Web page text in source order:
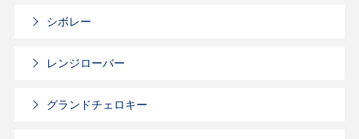
シボレー
レンジローバー
グランドチェロキー